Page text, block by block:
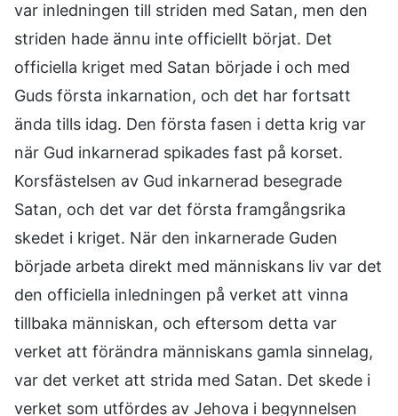
var inledningen till striden med Satan, men den
striden hade ännu inte officiellt börjat. Det
officiella kriget med Satan började i och med
Guds första inkarnation, och det har fortsatt
ända tills idag. Den första fasen i detta krig var
när Gud inkarnerad spikades fast på korset.
Korsfästelsen av Gud inkarnerad besegrade
Satan, och det var det första framgångsrika
skedet i kriget. När den inkarnerade Guden
började arbeta direkt med människans liv var det
den officiella inledningen på verket att vinna
tillbaka människan, och eftersom detta var
verket att förändra människans gamla sinnelag,
var det verket att strida med Satan. Det skede i
verket som utfördes av Jehova i begynnelsen